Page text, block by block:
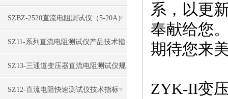
3A）功能特点
​SZBZ-2520直流电阻测试仪（5-20A）
性能特征
​SZ11-系列直流电阻测试仪产品技术指
标
​SZ13-三通道变压器直流电阻测试仪规
格特点
SZ12-直流电阻快速测试仪技术指标
系，以更
奉献给您
期待您来
ZYK-II变